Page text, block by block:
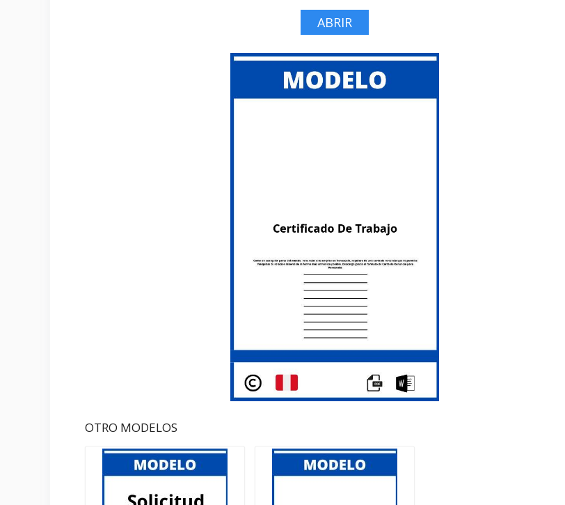
ABRIR
OTRO MODELOS